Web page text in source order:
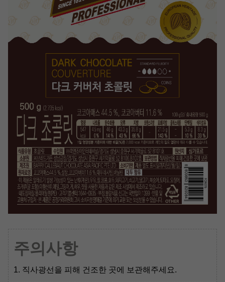
주의사항
1. 직사광선을 피해 건조한 곳에 보관해주세요.